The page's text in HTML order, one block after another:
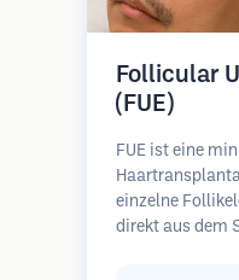
Follicular
(FUE)
FUE ist eine
einzelne
direkt aus dem